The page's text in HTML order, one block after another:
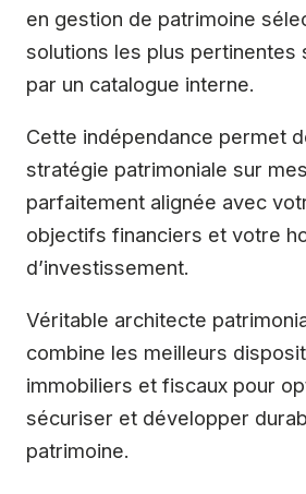
en gestion de patrimoine
solutions les plus pertinentes
par un catalogue interne.
Cette indépendance permet
stratégie patrimoniale sur
parfaitement alignée avec
objectifs financiers et votre
d’investissement.
Véritable architecte
combine les meilleurs
immobiliers et fiscaux pour
sécuriser et développer
patrimoine.